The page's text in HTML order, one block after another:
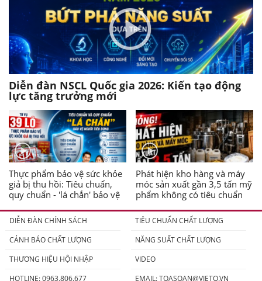
Diễn đàn NSCL Quốc gia 2026: Kiến tạo động
lực tăng trưởng mới
Thực phẩm bảo vệ sức khỏe
giả bị thu hồi: Tiêu chuẩn,
quy chuẩn - 'lá chắn' bảo vệ
Phát hiện kho hàng và máy
móc sản xuất gần 3,5 tấn mỹ
phẩm không có tiêu chuẩn
DIỄN ĐÀN CHÍNH SÁCH
TIÊU CHUẨN CHẤT LƯỢNG
CẢNH BÁO CHẤT LƯỢNG
NĂNG SUẤT CHẤT LƯỢNG
THƯƠNG HIỆU HỘI NHẬP
VIDEO
HOTLINE: 0963.806.677
EMAIL:TOASOAN@VIETQ.VN